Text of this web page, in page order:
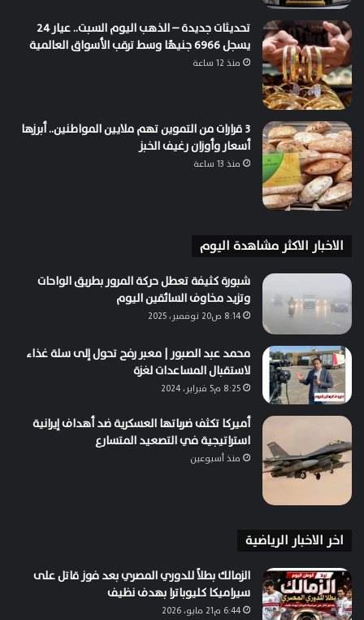
تحديثات جديدة – الذهب اليوم السبت.. عيار 24
يسجل 6966 جنيهًا وسط ترقب الأسواق العالمية
منذ 12 ساعة
3 قرارات من التموين تهم ملايين المواطنين.. أبرزها
أسعار وأوزان رغيف الخبز
منذ 13 ساعة
الاخبار الاكثر مشاهدة اليوم
شبورة كثيفة تعطل حركة المرور بطريق الواحات
وتزيد مخاوف السائقين اليوم
8:14 ص20 نوفمبر، 2025
محمد عبد الصبور | معبر رفح تحول إلى سلة غذاء
لاستقبال المساعدات لغزة
8:25 م5 فبراير، 2024
أميركا تكثف ضرباتها العسكرية ضد أهداف إيرانية
استراتيجية في التصعيد المتسارع
منذ أسبوعين
اخر الاخبار الرياضية
الزمالك بطلاً للدوري المصري بعد فوز قاتل على
سيراميكا كليوباترا بهدف نظيف
6:44 م21 مايو، 2026